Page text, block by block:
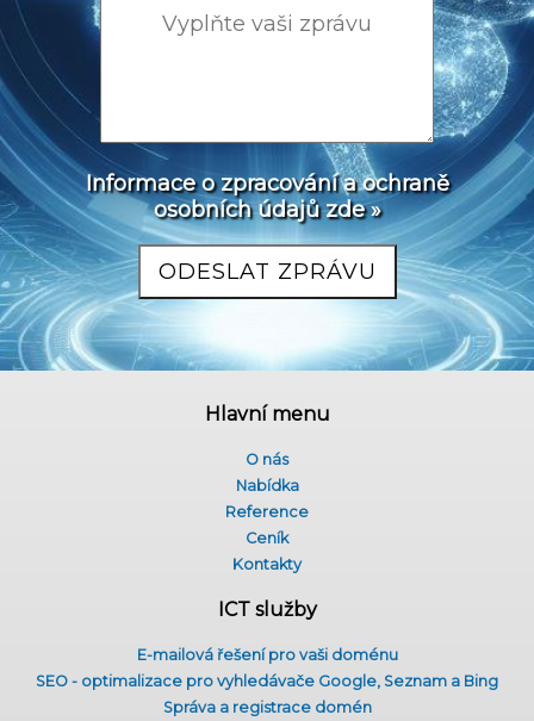
Informace o zpracování a ochraně
osobních údajů zde »
Hlavní menu
O nás
Nabídka
Reference
Ceník
Kontakty
ICT služby
E-mailová řešení pro vaši doménu
SEO - optimalizace pro vyhledávače Google, Seznam a Bing
Správa a registrace domén